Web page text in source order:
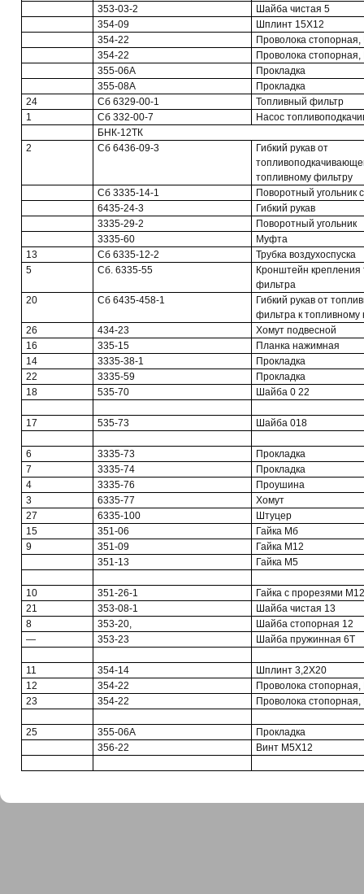
353-03-2
Шайба чистая 5
354-09
Шплинт 15X12
354-22
Проволока
354-22
Проволока
355-06А
Прокладка
355-08А
Прокладка
24
Сб 6329-00-1
Топливный фильтр
1
Сб 332-00-7
Насос
БНК-12ТК
2
Сб 6436-09-3
Гибкий рукав от
топливному фильтру
Сб 3335-14-1
Поворотный угольник
6435-24-3
Гибкий рукав
3335-29-2
Поворотный угольник
3335-60
Муфта
13
Сб 6335-12-2
Трубка воздухоспуска
5
Сб. 6335-55
Кронштейн крепления
фильтра
20
Сб 6435-458-1
Гибкий рукав от
фильтра к топливному
26
434-23
Хомут подвесной
16
335-15
Планка нажимная
14
3335-38-1
Прокладка
22
3335-59
Прокладка
18
535-70 Шайба 0 22
17 535-73 Шайба 018
6 3335-73
Прокладка
7
3335-74
Прокладка
4
3335-76
Проушина
3
6335-77
Хомут
27
6335-100
Штуцер
15
351-06
Гайка Мб
9
351-09
Гайка М12
351-13
Гайка М5
10 351-26-1
Гайка с прорезями М12
21
353-08-1
Шайба чистая 13
8
353-20,
Шайба стопорная 12
—
353-23 Шайба пружинная 6Т
11 354-14
Шплинт 3,2X20
12
354-22
Проволока
23
354-22 Проволока
25 355-06А
Прокладка
356-22
Винт М5Х12